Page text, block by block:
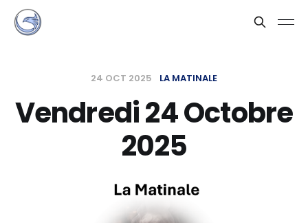
24 OCT 2025 LA MATINALE
Vendredi 24 Octobre
2025